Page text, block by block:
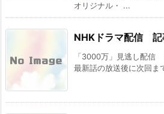
オリジナル・ ...
NHKドラマ配信 記
「3000万」見逃し配信
最新話の放送後に次回ま